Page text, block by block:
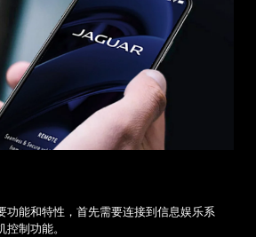
功能和特性，首先需要连接到信息娱乐系
控制功能。